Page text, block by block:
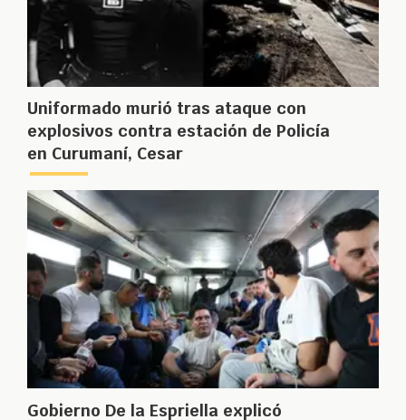
Uniformado murió tras ataque con
explosivos contra estación de Policía
en Curumaní, Cesar
Gobierno De la Espriella explicó